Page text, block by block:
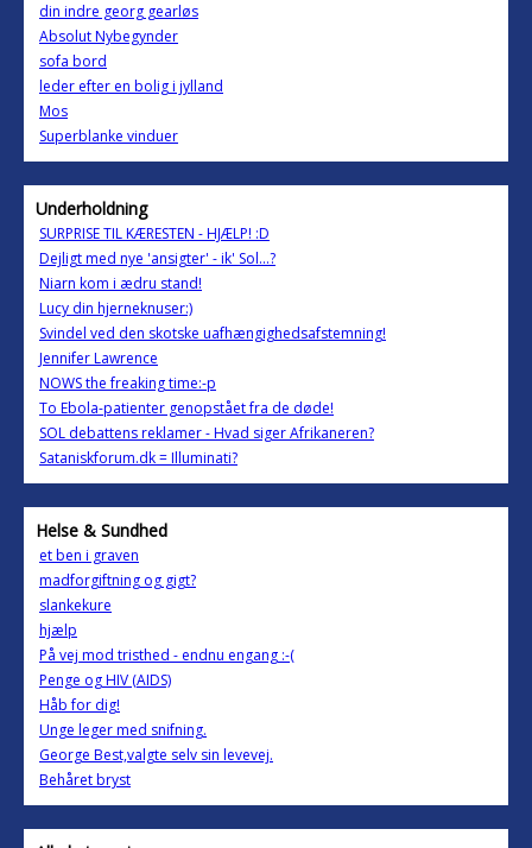
din indre georg gearløs
Absolut Nybegynder
sofa bord
leder efter en bolig i jylland
Mos
Superblanke vinduer
Underholdning
SURPRISE TIL KÆRESTEN - HJÆLP! :D
Dejligt med nye 'ansigter' - ik' Sol...?
Niarn kom i ædru stand!
Lucy din hjerneknuser:)
Svindel ved den skotske uafhængighedsafstemning!
Jennifer Lawrence
NOWS the freaking time:-p
To Ebola-patienter genopstået fra de døde!
SOL debattens reklamer - Hvad siger Afrikaneren?
Sataniskforum.dk = Illuminati?
Helse & Sundhed
et ben i graven
madforgiftning og gigt?
slankekure
hjælp
På vej mod tristhed - endnu engang :-(
Penge og HIV (AIDS)
Håb for dig!
Unge leger med snifning.
George Best,valgte selv sin levevej.
Behåret bryst